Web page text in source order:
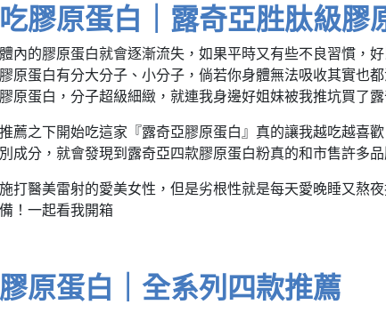
膠原蛋白｜露奇亞胜肽級膠
內的膠原蛋白就會逐漸流失，如果平時又有些不良習慣，
原蛋白有分大分子、小分子，倘若你身體無法吸收其實也
原蛋白，分子超級細緻，就連我身邊好姐妹被我推坑買了
薦之下開始吃這家『露奇亞膠原蛋白』真的讓我越吃越喜
成分，就會發現到露奇亞四款膠原蛋白粉真的和市售許多
打醫美雷射的愛美女性，但是劣根性就是每天愛晚睡又熬
！一起看我開箱
原蛋白｜全系列四款推薦